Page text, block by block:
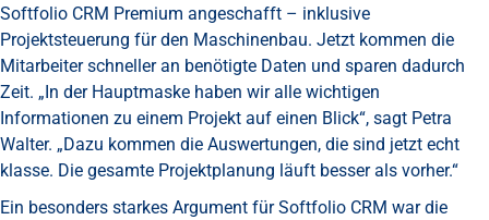
Softfolio CRM Premium angeschafft – inklusive
Projektsteuerung für den Maschinenbau. Jetzt kommen die
Mitarbeiter schneller an benötigte Daten und sparen dadurch
Zeit. „In der Hauptmaske haben wir alle wichtigen
Informationen zu einem Projekt auf einen Blick“, sagt Petra
Walter. „Dazu kommen die Auswertungen, die sind jetzt echt
klasse. Die gesamte Projektplanung läuft besser als vorher.“
Ein besonders starkes Argument für Softfolio CRM war die